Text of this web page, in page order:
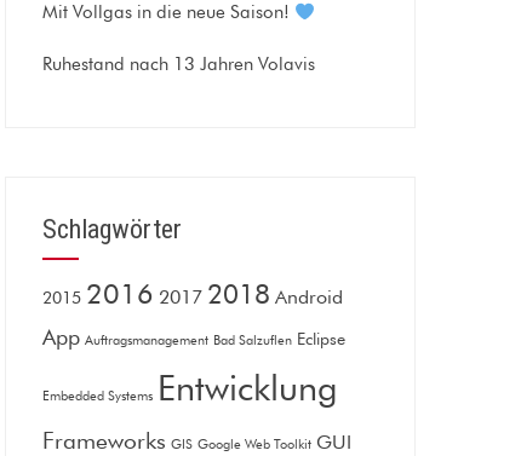
Mit Vollgas in die neue Saison!
Ruhestand nach 13 Jahren Volavis
Schlagwörter
2015 2016 2017 2018 Android
App Auftragsmanagement Bad Salzuflen Eclipse
Embedded Systems Entwicklung
Frameworks GIS Google Web Toolkit GUI